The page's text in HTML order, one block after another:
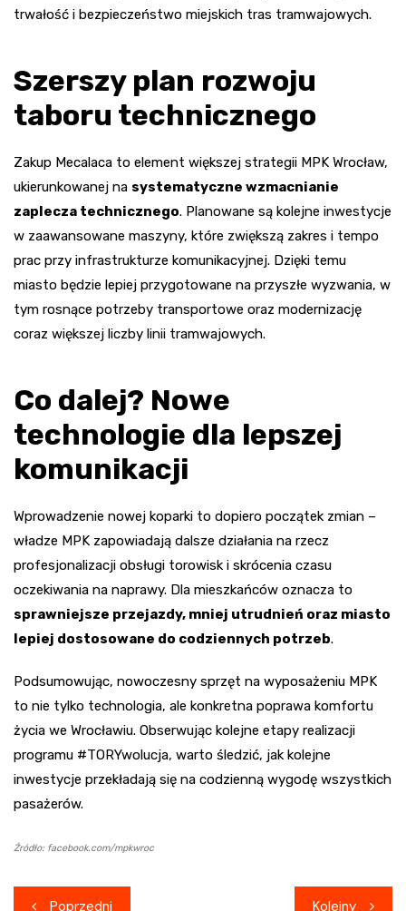
trwałość i bezpieczeństwo miejskich tras tramwajowych.
Szerszy plan rozwoju
taboru technicznego
Zakup Mecalaca to element większej strategii MPK Wrocław,
ukierunkowanej na systematyczne wzmacnianie
zaplecza technicznego. Planowane są kolejne inwestycje
w zaawansowane maszyny, które zwiększą zakres i tempo
prac przy infrastrukturze komunikacyjnej. Dzięki temu
miasto będzie lepiej przygotowane na przyszłe wyzwania, w
tym rosnące potrzeby transportowe oraz modernizację
coraz większej liczby linii tramwajowych.
Co dalej? Nowe
technologie dla lepszej
komunikacji
Wprowadzenie nowej koparki to dopiero początek zmian –
władze MPK zapowiadają dalsze działania na rzecz
profesjonalizacji obsługi torowisk i skrócenia czasu
oczekiwania na naprawy. Dla mieszkańców oznacza to
sprawniejsze przejazdy, mniej utrudnień oraz miasto
lepiej dostosowane do codziennych potrzeb.
Podsumowując, nowoczesny sprzęt na wyposażeniu MPK
to nie tylko technologia, ale konkretna poprawa komfortu
życia we Wrocławiu. Obserwując kolejne etapy realizacji
programu #TORYwolucja, warto śledzić, jak kolejne
inwestycje przekładają się na codzienną wygodę wszystkich
pasażerów.
Źródło: facebook.com/mpkwroc
Nawigacja
Poprzedni Kolejny